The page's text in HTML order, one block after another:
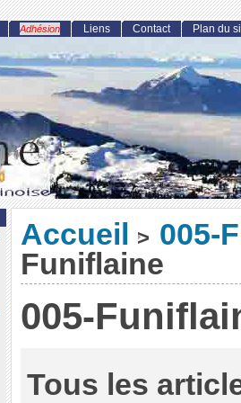
Accueil > 005-
Funiflaine
005-
Tous les
Adhésion Liens Contact Plan du